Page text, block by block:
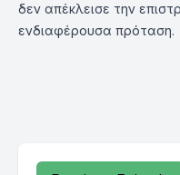
δεν απέκλεισε την
ενδιαφέρουσα πρόταση.